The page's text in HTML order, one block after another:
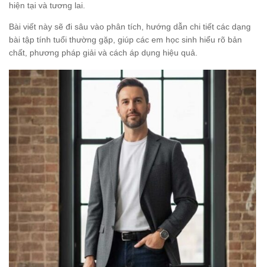
hiện tại và tương lai.
Bài viết này sẽ đi sâu vào phân tích, hướng dẫn chi tiết các dạng
bài tập tính tuổi thường gặp, giúp các em học sinh hiểu rõ bản
chất, phương pháp giải và cách áp dụng hiệu quả.